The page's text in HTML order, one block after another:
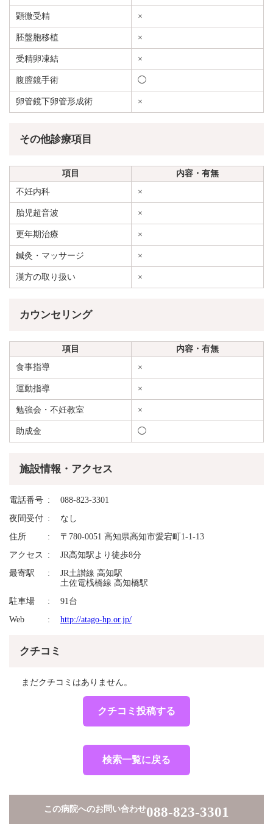
顕微受精 ×
胚盤胞移植 ×
受精卵凍結 ×
腹膣鏡手術 ◯
卵管鏡下卵管形成術 ×
その他診療項目
項目
内容・有無
不妊内科
×
胎児超音波 ×
更年期治療 ×
鍼灸・マッサージ ×
漢方の取り扱い ×
カウンセリング
項目
内容・有無
食事指導
×
運動指導 ×
勉強会・不妊教室 ×
助成金 ◯
施設情報・アクセス
電話番号
088-823-3301
夜間受付
なし
住所
〒780-0051 高知県高知市愛宕町1-1-13
アクセス
JR高知駅より徒歩8分
最寄駅
JR土讃線 高知駅
土佐電桟橋線 高知橋駅
駐車場
91台
Web
http://atago-hp.or.jp/
クチコミ
まだクチコミはありません。
クチコミ投稿する
検索一覧に戻る
この病院へのお問い合わせ088-823-3301